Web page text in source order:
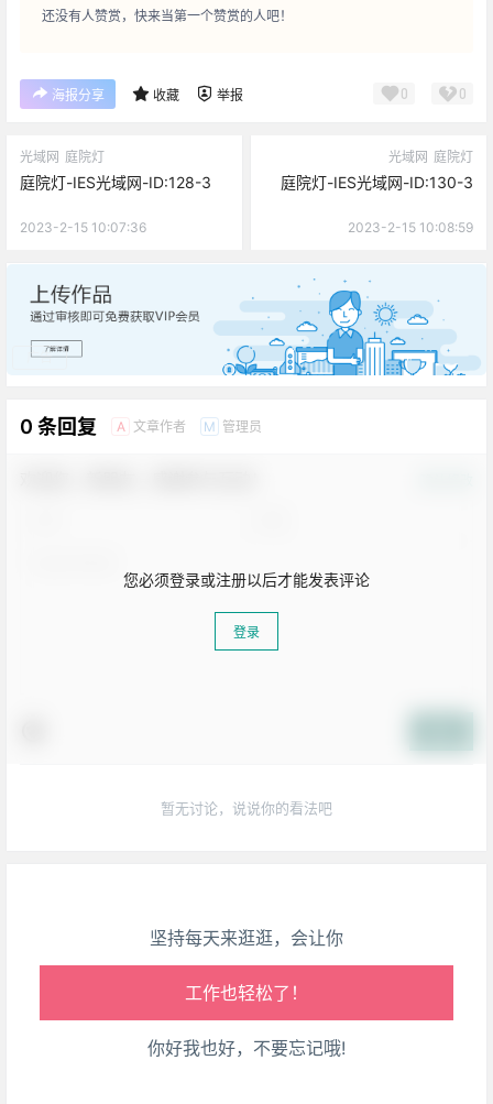
还没有人赞赏，快来当第一个赞赏的人吧！
海报分享 收藏 举报 0 0
光域网 庭院灯
庭院灯-IES光域网-ID:128-3
2023-2-15 10:07:36
光域网 庭院灯
庭院灯-IES光域网-ID:130-3
2023-2-15 10:08:59
广告
0 条回复 A 文章作者 M 管理员
您必须登录或注册以后才能发表评论
登录
暂无讨论，说说你的看法吧
坚持每天来逛逛，会让你
腰也不酸了！
工作也轻松了！
你好我也好，不要忘记哦!